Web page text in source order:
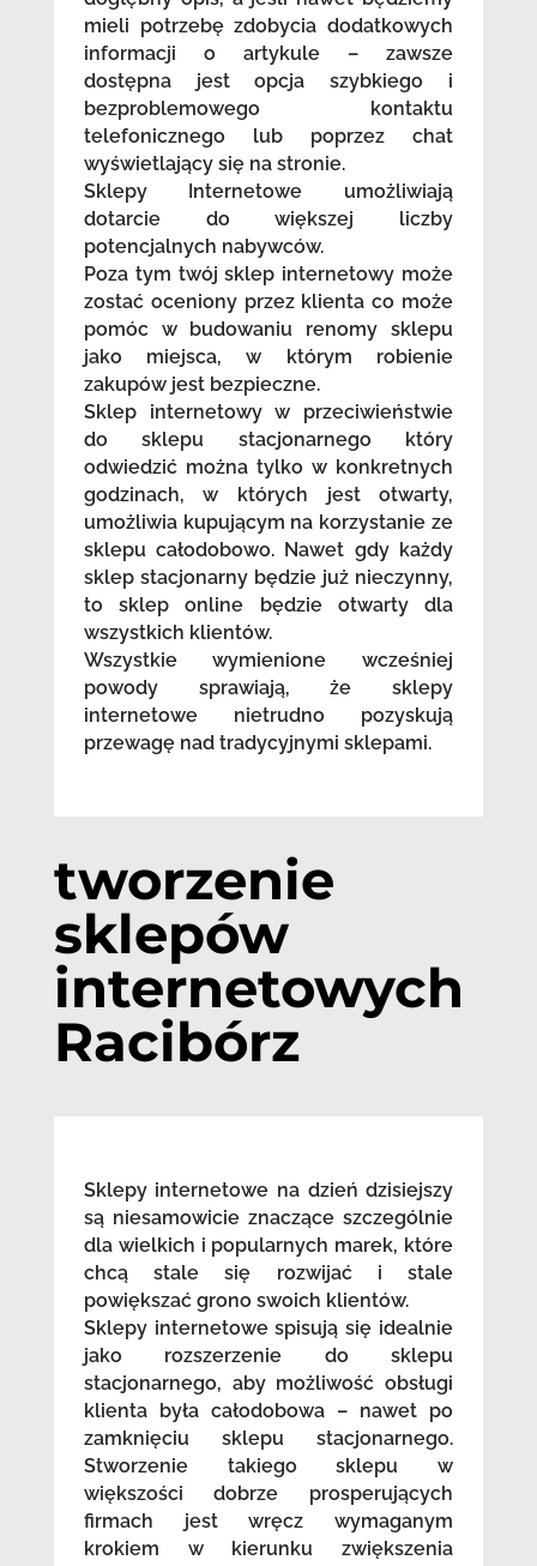
mieli potrzebę zdobycia dodatkowych
informacji o artykule – zawsze
dostępna jest opcja szybkiego i
bezproblemowego kontaktu
telefonicznego lub poprzez chat
wyświetlający się na stronie.
Sklepy Internetowe umożliwiają
dotarcie do większej liczby
potencjalnych nabywców.
Poza tym twój sklep internetowy może
zostać oceniony przez klienta co może
pomóc w budowaniu renomy sklepu
jako miejsca, w którym robienie
zakupów jest bezpieczne.
Sklep internetowy w przeciwieństwie
do sklepu stacjonarnego który
odwiedzić można tylko w konkretnych
godzinach, w których jest otwarty,
umożliwia kupującym na korzystanie ze
sklepu całodobowo. Nawet gdy każdy
sklep stacjonarny będzie już nieczynny,
to sklep online będzie otwarty dla
wszystkich klientów.
Wszystkie wymienione wcześniej
powody sprawiają, że sklepy
internetowe nietrudno pozyskują
przewagę nad tradycyjnymi sklepami.
tworzenie
sklepów
internetowych
Racibórz
Sklepy internetowe na dzień dzisiejszy
są niesamowicie znaczące szczególnie
dla wielkich i popularnych marek, które
chcą stale się rozwijać i stale
powiększać grono swoich klientów.
Sklepy internetowe spisują się idealnie
jako rozszerzenie do sklepu
stacjonarnego, aby możliwość obsługi
klienta była całodobowa – nawet po
zamknięciu sklepu stacjonarnego.
Stworzenie takiego sklepu w
większości dobrze prosperujących
firmach jest wręcz wymaganym
krokiem w kierunku zwiększenia